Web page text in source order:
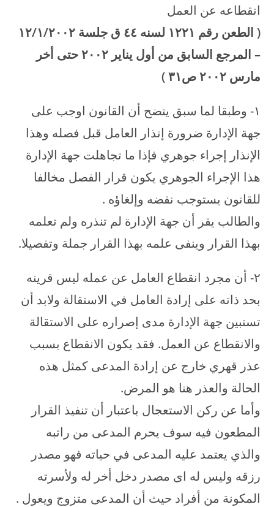
انقطاعه عن العمل
( الطعن رقم ۱۲۲۱ لسنه ٤٤ ق جلسة
۱۲/۱/۲۰۰۲
– المرجع السابق من أول يناير۲۰۰۲حتى أخر
مارس۲۰۰۲ص۳۱)
۱- وطبقا لما سبق يتضح أن القانون اوجب على
جهة الإدارة ضرورة إنذار العامل قبل فصله وهذا
الإنذار إجراء جوهري فإذا ما تجاهلت جهة الإدارة
هذا الإجراء الجوهري يكون قرار الفصل مخالفا
للقانون يستوجب نقضه وإلغاؤه .
والطالب يقر أن جهة الإدارة لم تنذره ولم تعلمه
بهذا القرار وينفى علمه بهذا القرار جملة وتفصيلا.
۲- أن مجرد انقطاع العامل عن عمله ليس قرينه
بحد ذاته على إرادة العامل في الاستقالة ولابد أن
تستبين جهة الإدارة مدى إصراره على الاستقالة
والانقطاع عن العمل. فقد يكون الانقطاع بسبب
عذر قهري خارج عن إرادة المدعى كمثل هذه
الحالة والعذر هنا هو المرض.
وأما عن ركن الاستعجال باعتبار أن تنفيذ القرار
المطعون فيه سوف يحرم المدعى من راتبه
والذي يعتمد عليه المدعى في حياته فهو مصدر
رزقه وليس له اى مصدر دخل أخر له ولأسرته
المكونة من أفراد حيث أن المدعى متزوج ويعول .